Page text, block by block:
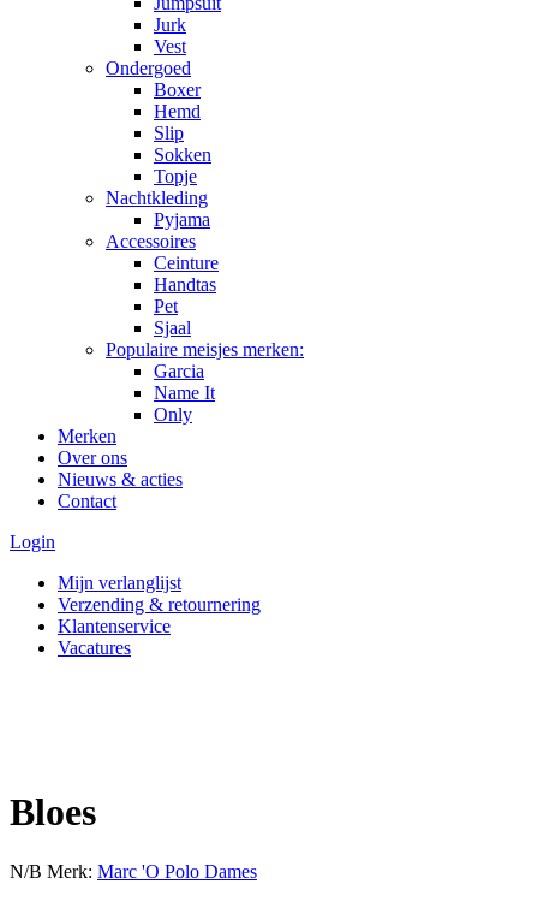
Jurk
Vest
Ondergoed
Boxer
Hemd
Slip
Sokken
Topje
Nachtkleding
Pyjama
Accessoires
Ceinture
Handtas
Pet
Sjaal
Populaire meisjes merken:
Garcia
Name It
Only
Merken
Over ons
Nieuws & acties
Contact
Login
Mijn verlanglijst
Verzending & retournering
Klantenservice
Vacatures
Bloes
N/B Merk: Marc 'O Polo Dames